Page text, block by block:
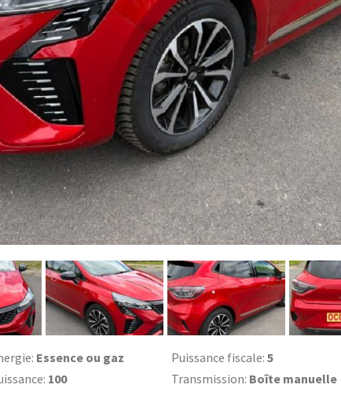
Essence ou gaz
100
Puissance fiscale: 5
Transmission: Boîte manuelle